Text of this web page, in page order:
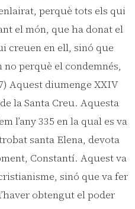
perquè tots els qui
el món, que ha donat el
creuen en ell, sinó que
perquè el condemnés,
Aquest diumenge XXIV
la Santa Creu. Aquesta
l’any 335 en la qual es va
santa Elena, devota
Constantí. Aquest va
sinó que va fer
obtengut el poder